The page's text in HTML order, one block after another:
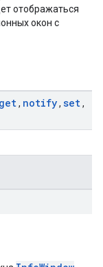
отображаться
окон с
get, notify, set,